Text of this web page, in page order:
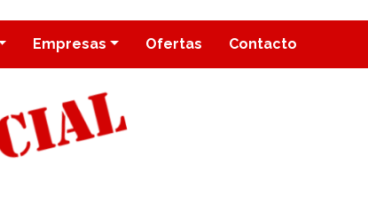
Empresas Ofertas Contacto